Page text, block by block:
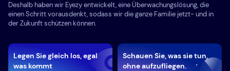
Deshalb haben wir Eyezy entwickelt, eine Überwachungslösung, die
einen Schritt vorausdenkt, sodass wir die ganze Familie jetzt- und in
der Zukunft schützen können.
Legen Sie gleich los, egal
was kommt
Schauen Sie, was sie tun,
ohne aufzufliegen.